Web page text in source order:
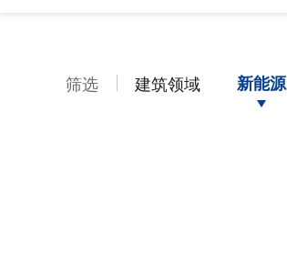
筛选 建筑领域 新能源